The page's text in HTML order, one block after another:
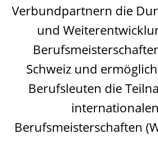
Verbundpartnern die
und
Schweiz und
Berufsleuten die
internationalen
Berufsmeisterschaften